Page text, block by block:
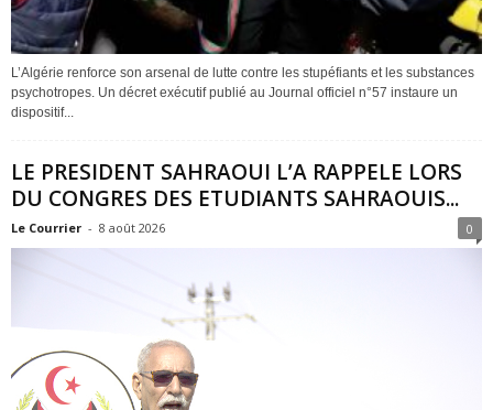
L’Algérie renforce son arsenal de lutte contre les stupéfiants et les substances
psychotropes. Un décret exécutif publié au Journal officiel n°57 instaure un
dispositif...
LE PRESIDENT SAHRAOUI L’A RAPPELE LORS
DU CONGRES DES ETUDIANTS SAHRAOUIS...
Le Courrier - 8 août 2026 0